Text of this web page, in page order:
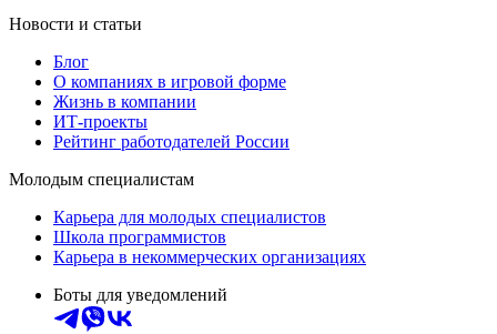
Новости и статьи
Блог
О компаниях в игровой форме
Жизнь в компании
ИТ-проекты
Рейтинг работодателей России
Молодым специалистам
Карьера для молодых специалистов
Школа программистов
Карьера в некоммерческих организациях
Боты для уведомлений